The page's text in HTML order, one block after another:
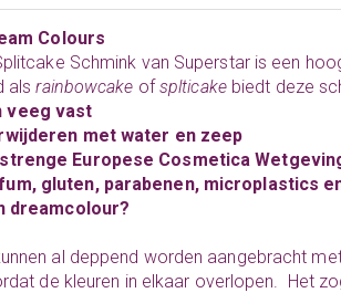
Colours
Schmink van Superstar is een
alsrainbowcake ofsplticake biedt deze
veeg vast
met water en zeep
Europese Cosmetica
gluten, parabenen, microplastics
dreamcolour?
al deppend worden aangebracht
de kleuren in elkaar overlopen. Het